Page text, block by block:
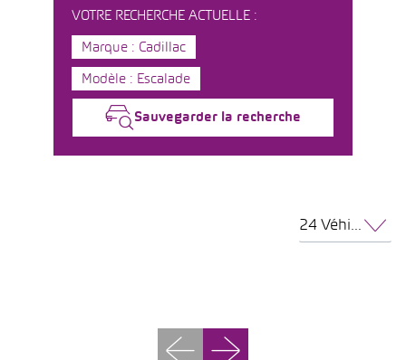
VOTRE RECHERCHE ACTUELLE :
Marque : Cadillac
Modèle : Escalade
Sauvegarder la recherche
24 Véhicules par page